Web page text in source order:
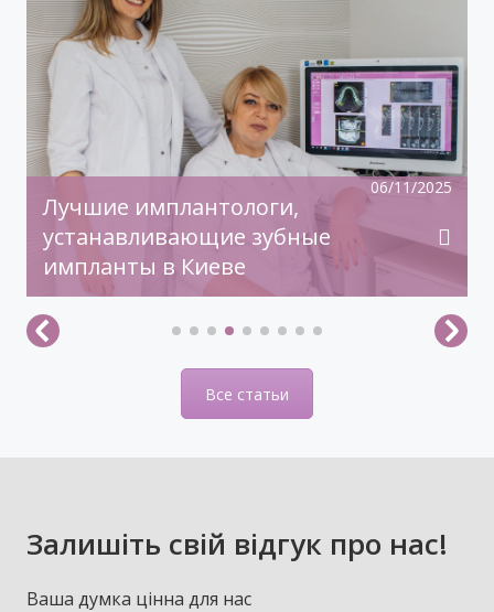
06/11/2025
Лучшие имплантологи,
устанавливающие зубные
импланты в Киеве
Время задуматься о волшебном платье,
прическе, макияже. Позаботьтесь о вашей
улыбке, которая придаст вашему образу
чувство комфорта и уверенности!
Все статьи
Залишіть свій відгук про нас!
Ваша думка цінна для нас